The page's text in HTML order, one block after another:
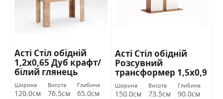
Асті Стіл обідній
1,2х0,65 Дуб крафт/
білий глянець
Міромарк
Ширина
120.0см
Висота
76.5см
Глибина
65.0см
Асті Стіл обідній
Розсувний
трансформер 1,5х0,9
Дуб крафт/білий
глянець Міромарк
Ширина
150.0см
Висота
73.5см
Глибина
90.0см